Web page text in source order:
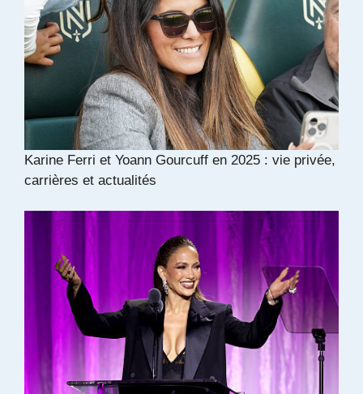
Karine Ferri et Yoann Gourcuff en 2025 : vie privée,
carrières et actualités